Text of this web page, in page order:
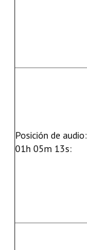
Posición de audio:
01h 05m 13s: